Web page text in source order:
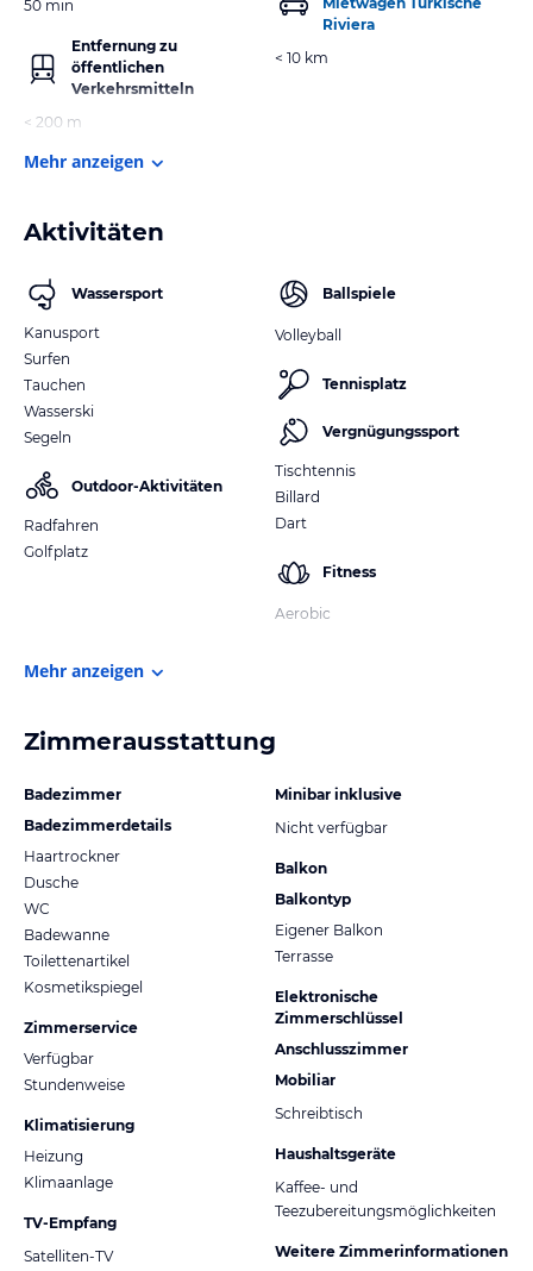
50 min
Entfernung zu
öffentlichen
Verkehrsmitteln
< 200 m
Riviera
< 10 km
Mehr anzeigen
Aktivitäten
Wassersport
Kanusport
Surfen
Tauchen
Wasserski
Segeln
Outdoor-Aktivitäten
Radfahren
Golfplatz
Ballspiele
Volleyball
Tennisplatz
Vergnügungssport
Tischtennis
Billard
Dart
Fitness
Aerobic
Mehr anzeigen
Zimmerausstattung
Badezimmer
Badezimmerdetails
Haartrockner
Dusche
WC
Badewanne
Toilettenartikel
Kosmetikspiegel
Zimmerservice
Verfügbar
Stundenweise
Klimatisierung
Heizung
Klimaanlage
TV-Empfang
Satelliten-TV
Minibar inklusive
Nicht verfügbar
Balkon
Balkontyp
Eigener Balkon
Terrasse
Elektronische
Zimmerschlüssel
Anschlusszimmer
Mobiliar
Schreibtisch
Haushaltsgeräte
Kaffee- und
Teezubereitungsmöglichkeiten
Weitere Zimmerinformationen